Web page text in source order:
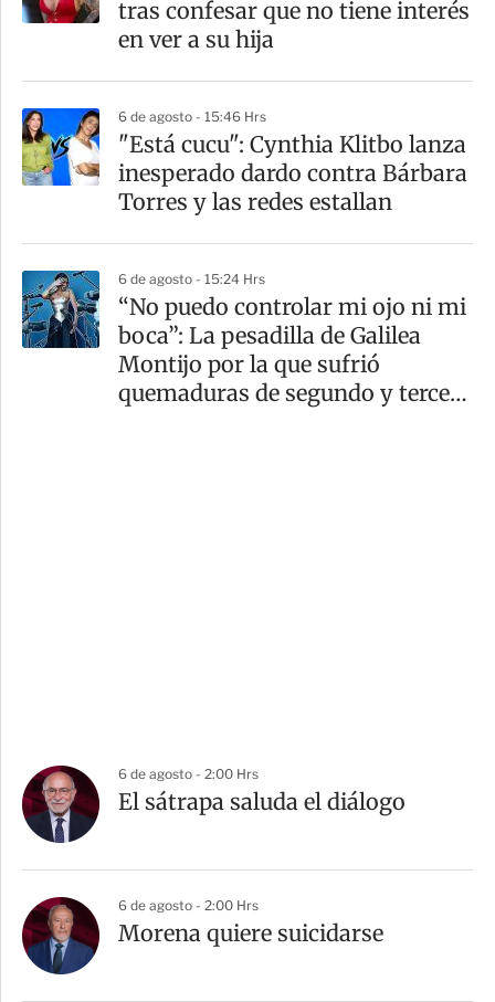
tras confesar que no tiene interés
en ver a su hija
6 de agosto - 15:46 Hrs
"Está cucu": Cynthia Klitbo lanza
inesperado dardo contra Bárbara
Torres y las redes estallan
6 de agosto - 15:24 Hrs
“No puedo controlar mi ojo ni mi
boca”: La pesadilla de Galilea
Montijo por la que sufrió
quemaduras de segundo y tercer
6 de agosto - 2:00 Hrs
El sátrapa saluda el diálogo
6 de agosto - 2:00 Hrs
Morena quiere suicidarse